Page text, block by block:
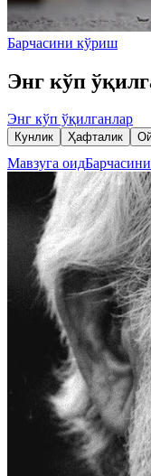
Барчасини кўриш
Энг кўп
Энг кўп ўқилганлар
Кунлик Ҳафталик
Мавзуга оид